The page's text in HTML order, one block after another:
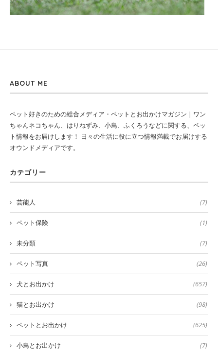
ABOUT ME
ペット好きのための総合メディア・ペットとお出かけマガジン | ワン
ちゃんネコちゃん、はりねずみ、小鳥、ふくろうなどに関する、ペッ
ト情報をお届けします！ 日々の生活に役に立つ情報満載でお届けする
オウンドメディアです。
カテゴリー
芸能人 (7)
ペット保険 (1)
未分類 (7)
ペット写真 (26)
犬とお出かけ (657)
猫とお出かけ (98)
ペットとお出かけ (625)
小鳥とお出かけ (7)